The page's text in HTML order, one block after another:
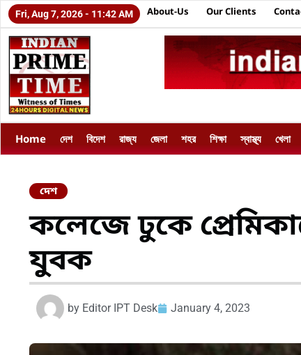
Fri, Aug 7, 2026 - 11:42 AM About-Us Our Clients
Home দেশ বিদেশ রাজ্য জেলা শহর শিক্ষা স্বাস্থ্য খেলা
দেশ
কলেজে ঢুকে
যুবক
by Editor IPT Desk January 4, 2023